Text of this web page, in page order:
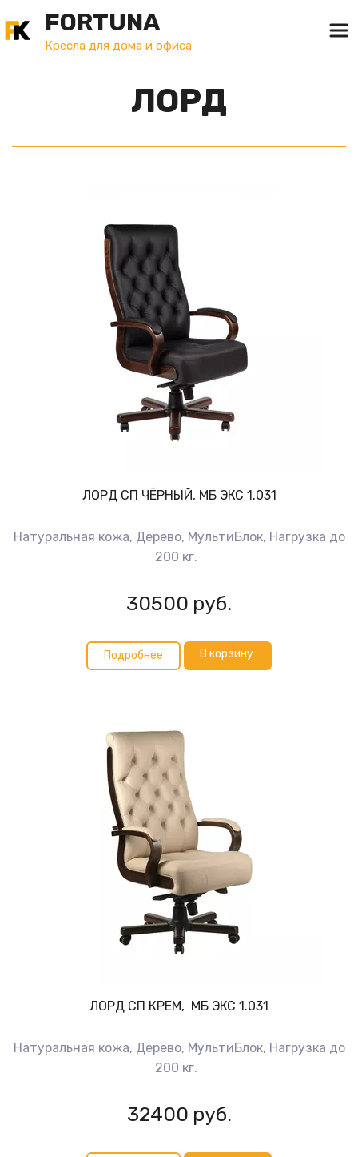
FORTUNA
Кресла для дома и офиса
ЛОРД
ЛОРД СП ЧЁРНЫЙ, МБ ЭКС 1.031
Натуральная кожа, Дерево, МультиБлок, Нагрузка до
200 кг.
30500 руб.
Подробнее В корзину
ЛОРД СП КРЕМ, МБ ЭКС 1.031
Натуральная кожа, Дерево, МультиБлок, Нагрузка до
200 кг.
32400 руб.